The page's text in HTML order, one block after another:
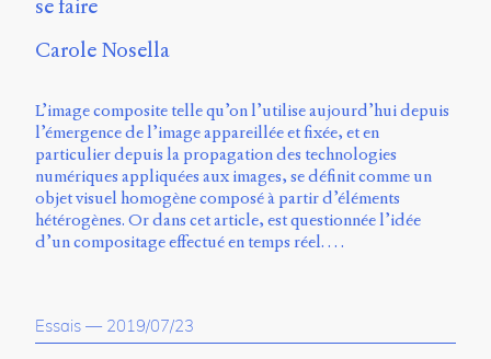
de
Sherbrooke
Campus
de
Longueuil
Local
B1-
Charles-
se faire
Carole Nosella
L’image composite telle qu’on l’utilise aujourd’hui depuis
l’émergence de l’image appareillée et fixée, et en
particulier depuis la propagation des technologies
numériques appliquées aux images, se définit comme un
objet visuel homogène composé à partir d’éléments
hétérogènes. Or dans cet article, est questionnée l’idée
d’un compositage effectué en temps réel. …
Essais — 2019/07/23